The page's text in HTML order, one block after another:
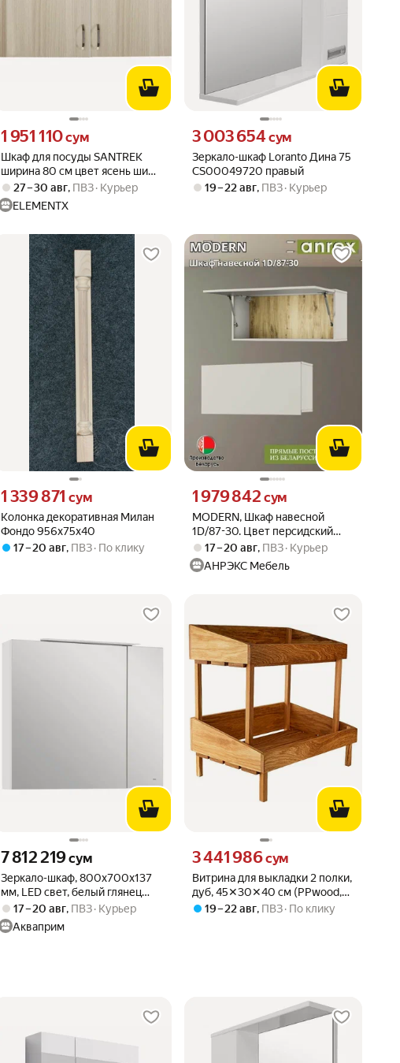
Шкаф для посуды SANTREK
ширина 80 см цвет ясень шимо
светлый ЛДСП 110413
Цена 1951110 сум вместо
1 951 110сум
27 – 30 авг, ПВЗ Курьер
ELEMENTX
Зеркало-шкаф Loranto Дина 75
CS00049720 правый
Цена 3003654 сум вместо
3 003 654 сум
19 – 22 авг, ПВЗ Курьер
Колонка декоративная Милан
Фондо 956x75х40
Цена 1339871 сум вместо
1 339 871 сум
17 – 20 авг, ПВЗ По клику
MODERN, Шкаф навесной
1D/87-30. Цвет персидский
жемчуг
Цена 1979842 сум вместо
1 979 842 сум
17 – 20 авг, ПВЗ Курьер
АНРЭКС Мебель
Зеркало-шкаф, 800х700х137
мм, LED свет, белый глянец
Roca Oleta A857647806
Цена 7812219 сум вместо
7 812 219сум
17 – 20 авг, ПВЗ Курьер
Акваприм
Витрина для выкладки 2 полки,
дуб, 45✕30✕40 см (PPwood,
Россия)
Цена 3441986 сум вместо
3 441 986сум
19 – 22 авг, ПВЗ По клику